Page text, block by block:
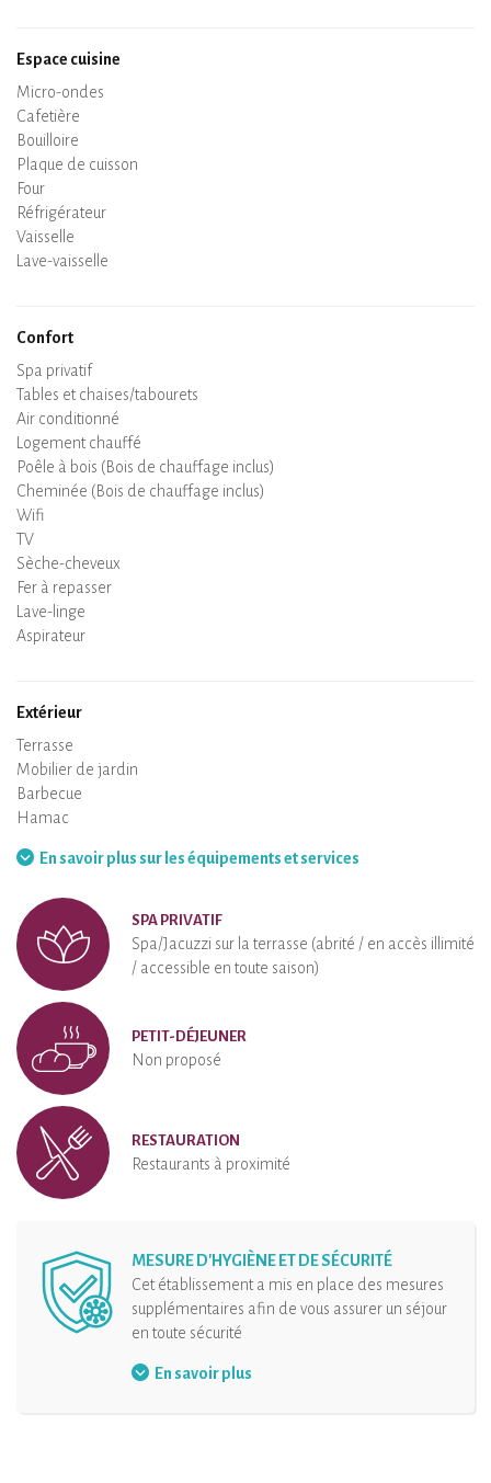
Espace cuisine
Micro-ondes
Cafetière
Bouilloire
Plaque de cuisson
Four
Réfrigérateur
Vaisselle
Lave-vaisselle
Confort
Spa privatif
Sauna privatif
Tables et chaises/tabourets
Air conditionné
Logement chauffé
Poêle à bois (Bois de chauffage inclus)
Cheminée (Bois de chauffage inclus)
Wifi
TV
Sèche-cheveux
Fer à repasser
Lave-linge
Aspirateur
Extérieur
Terrasse
Mobilier de jardin
Barbecue
Hamac
En savoir plus sur les équipements et services
SPA PRIVATIF
Spa/Jacuzzi sur la terrasse (abrité / en accès illimité
/ accessible en toute saison)
PETIT-DÉJEUNER
Non proposé
RESTAURATION
Restaurants à proximité
MESURE D'HYGIÈNE ET DE SÉCURITÉ
Cet établissement a mis en place des mesures
supplémentaires afin de vous assurer un séjour
en toute sécurité
Aménagement de l'accueil
En savoir plus